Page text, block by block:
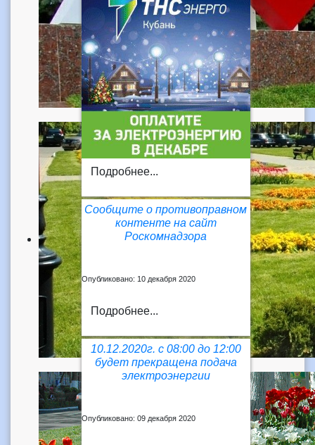
Подробнее...
Сообщите о противоправном
контенте на сайт
Роскомнадзора
Опубликовано: 10 декабря 2020
Подробнее...
10.12.2020г. с 08:00 до 12:00
будет прекращена подача
электроэнергии
Опубликовано: 09 декабря 2020